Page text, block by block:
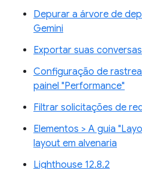
Depurar a árvore de
Gemini
Exportar suas
Configuração de
painel "Performance"
Filtrar solicitações de
Elementos > A guia
layout em alvenaria
Lighthouse 12.8.2